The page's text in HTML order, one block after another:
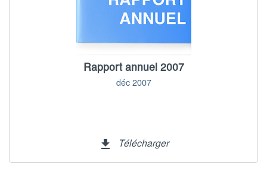
Rapport annuel 2007
déc 2007
file_download Télécharger